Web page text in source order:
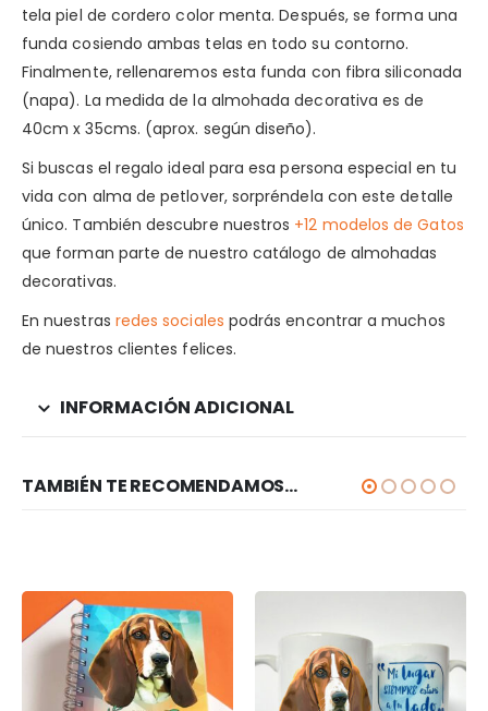
tela piel de cordero color menta. Después, se forma una
funda cosiendo ambas telas en todo su contorno.
Finalmente, rellenaremos esta funda con fibra siliconada
(napa). La medida de la almohada decorativa es de
40cm x 35cms. (aprox. según diseño).
Si buscas el regalo ideal para esa persona especial en tu
vida con alma de petlover, sorpréndela con este detalle
único. También descubre nuestros +12 modelos de Gatos
que forman parte de nuestro catálogo de almohadas
decorativas.
En nuestras redes sociales podrás encontrar a muchos
de nuestros clientes felices.
INFORMACIÓN ADICIONAL
TAMBIÉN TE RECOMENDAMOS…